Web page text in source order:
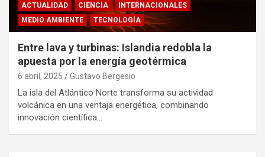
ACTUALIDAD CIENCIA
INTERNACIONALES
MEDIO AMBIENTE
TECNOLOGÍA
Entre lava y turbinas: Islandia redobla la
apuesta por la energía geotérmica
6 abril, 2025 Gustavo Bergesio
La isla del Atlántico Norte transforma su actividad
volcánica en una ventaja energética, combinando
innovación científica…